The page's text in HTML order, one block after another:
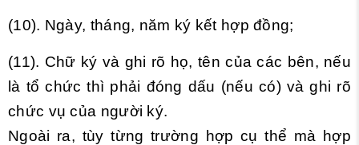
(10). Ngày, tháng, năm ký kết hợp đồng;
(11). Chữ ký và ghi rõ họ, tên của các bên, nếu
là tổ chức thì phải đóng dấu (nếu có) và ghi rõ
chức vụ của người ký.
Ngoài ra, tùy từng trường hợp cụ thể mà hợp